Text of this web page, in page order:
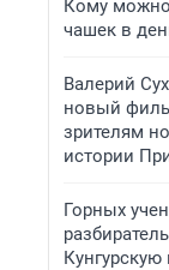
Кому
чашек в
Валерий
новый
зрителям
истории
Горных